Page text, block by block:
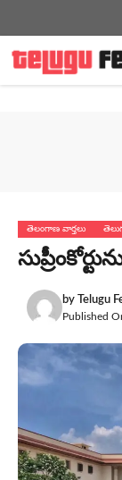
తెలంగాణ వార్తలు
by Telugu
Published